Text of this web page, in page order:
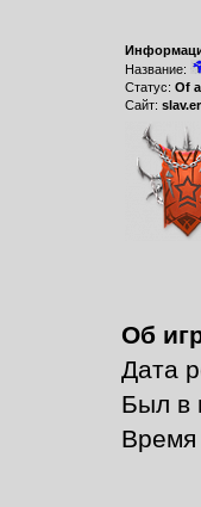
Название:
Статус: Оf
Сайт:
Об
Дата
Был в
Время